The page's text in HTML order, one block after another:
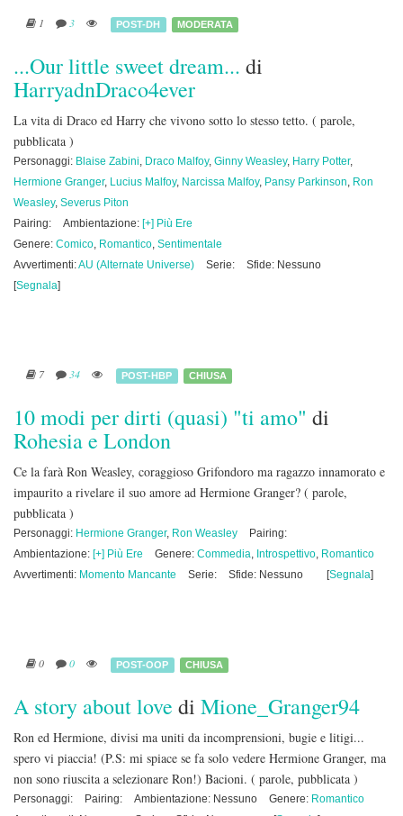
1 3 POST-DH MODERATA
...Our little sweet dream... di
HarryadnDraco4ever
La vita di Draco ed Harry che vivono sotto lo stesso tetto. ( parole,
pubblicata )
Personaggi: Blaise Zabini, Draco Malfoy, Ginny Weasley, Harry Potter,
Hermione Granger, Lucius Malfoy, Narcissa Malfoy, Pansy Parkinson, Ron
Weasley, Severus Piton
Pairing:
Ambientazione: [+] Più Ere
Genere: Comico, Romantico, Sentimentale
Avvertimenti:AU (Alternate Universe) Serie:
Sfide: Nessuno
[Segnala]
7 34 POST-HBP CHIUSA
10 modi per dirti (quasi) "ti amo" di
Rohesia e London
Ce la farà Ron Weasley, coraggioso Grifondoro ma ragazzo innamorato e
impaurito a rivelare il suo amore ad Hermione Granger? ( parole,
pubblicata )
Personaggi: Hermione Granger, Ron Weasley
Pairing:
Ambientazione: [+] Più Ere Genere: Commedia, Introspettivo, Romantico
Avvertimenti: Momento Mancante Serie: Sfide: Nessuno [Segnala]
0 0 POST-OOP CHIUSA
A story about love di Mione_Granger94
Ron ed Hermione, divisi ma uniti da incomprensioni, bugie e litigi...
spero vi piaccia! (P.S: mi spiace se fa solo vedere Hermione Granger, ma
non sono riuscita a selezionare Ron!) Bacioni. ( parole, pubblicata )
Personaggi: Pairing: Ambientazione: Nessuno Genere: Romantico